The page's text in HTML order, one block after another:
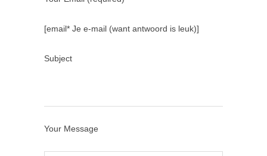
[email* Je e-mail (want antwoord is leuk)]
Subject
Your Message